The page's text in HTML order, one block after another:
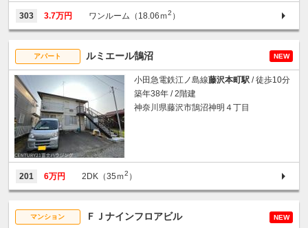
303 3.7万円 ワンルーム（18.06ｍ2 ）
アパート ルミエール鵠沼 NEW
小田急電鉄江ノ島線藤沢本町駅 / 徒歩10分
築年38年 / 2階建
神奈川県藤沢市鵠沼神明４丁目
201 6万円 2DK（35ｍ2 ）
マンション ＦＪナインフロアビル NEW